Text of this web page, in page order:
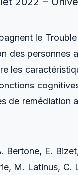
le
des
les
de remédiation
Bertone, E.
M. Latinus, C.